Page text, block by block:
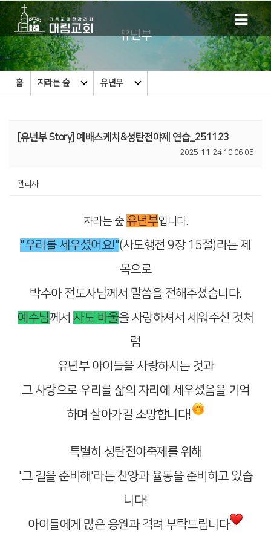
유년부
홈 자라는 숲 유년부
[유년부 Story] 예배스케치&성탄전야제 연습_251123
2025-11-24 10:06:05
관리자
자라는 숲 유년부입니다.
"우리를 세우셨어요!"(사도행전 9장 15절)라는 제
목으로
박수아 전도사님께서 말씀을 전해주셨습니다.
예수님께서 사도 바울을 사랑하셔서 세워주신 것처
럼
유년부 아이들을 사랑하시는 것과
그 사랑으로 우리를 삶의 자리에 세우셨음을 기억
하며 살아가길 소망합니다!
특별히 성탄전야축제를 위해
'그 길을 준비해'라는 찬양과 율동을 준비하고 있습
니다!
아이들에게 많은 응원과 격려 부탁드립니다